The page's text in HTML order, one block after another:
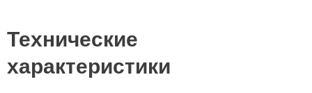
Технические
характеристики